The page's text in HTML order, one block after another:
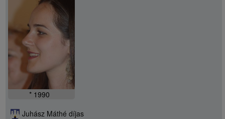
* 1990
Juhász Máthé díjas